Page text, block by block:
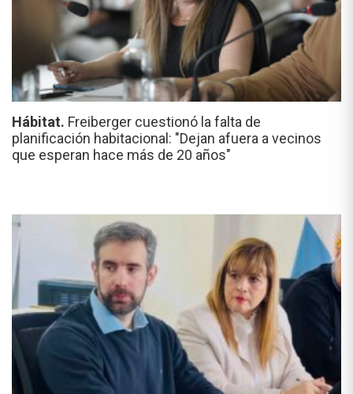
Hábitat. Freiberger cuestionó la falta de
planificación habitacional: "Dejan afuera a vecinos
que esperan hace más de 20 años"